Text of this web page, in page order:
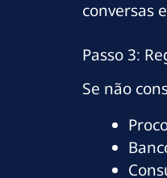
conversas
Passo 3:
Se não